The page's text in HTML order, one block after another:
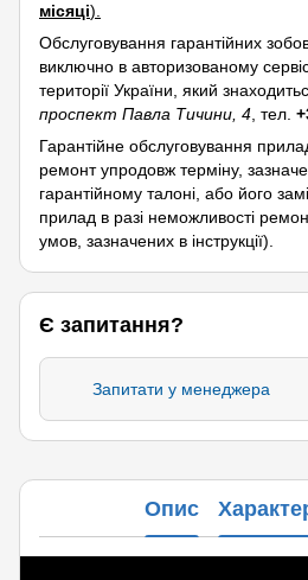
місяці).
Обслуговування гарантійних
виключно в авторизованому
території України, який
проспект Павла Тичини, 4 , тел.
Гарантійне обслуговування
ремонт упродовж терміну,
гарантійному талоні, або його
прилад в разі неможливості
умов, зазначених в інструкції).
Є запитання?
Запитати у менеджера
Опис